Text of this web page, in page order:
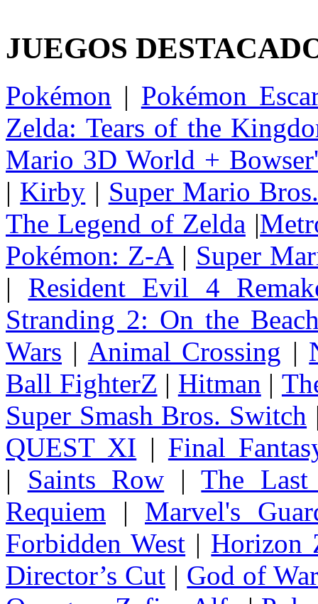
JUEGOS
Pokémon | Pokémon
Zelda: Tears of the
Mario 3D World +
| Kirby | Super Mario
The Legend of Zelda |
Pokémon: Z-A | Super
| Resident Evil 4
Stranding 2: On the
Wars | Animal Crossing |
Ball FighterZ | Hitman |
Super Smash Bros. Switch
QUEST XI | Final
| Saints Row |The
Requiem | Marvel's
Forbidden West | Horizon
Director’s Cut | God of